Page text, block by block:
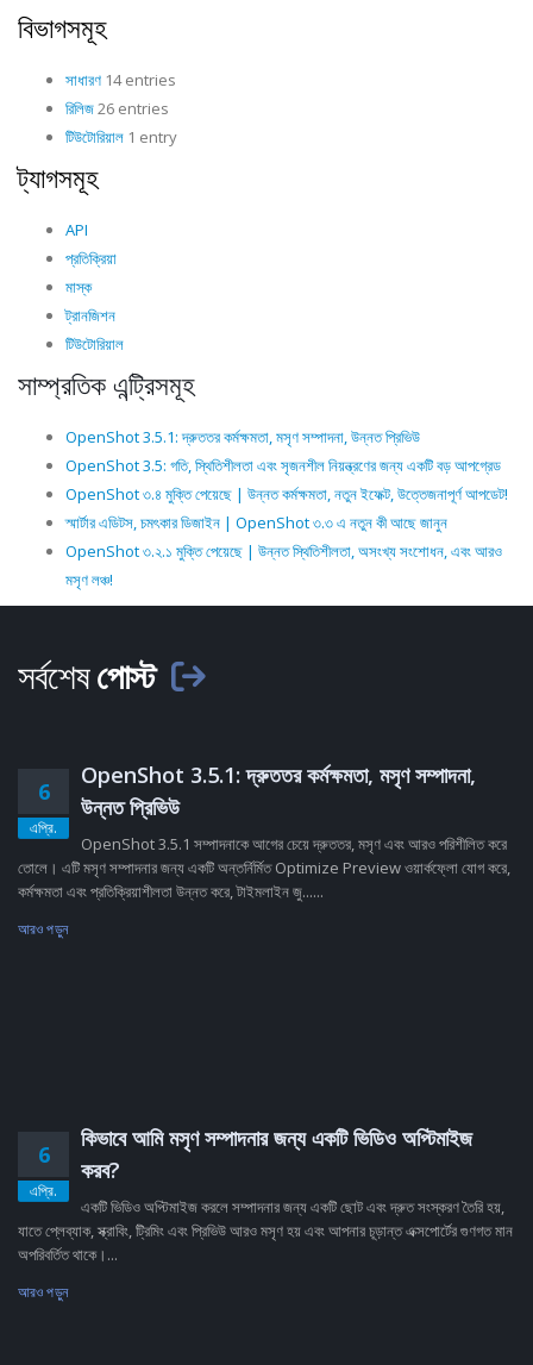
বিভাগসমূহ
সাধারণ 14 entries
রিলিজ26 entries
টিউটোরিয়াল 1 entry
ট্যাগসমূহ
API
প্রতিক্রিয়া
মাস্ক
ট্রানজিশন
টিউটোরিয়াল
সাম্প্রতিক এন্ট্রিসমূহ
OpenShot 3.5.1: দ্রুততর কর্মক্ষমতা, মসৃণ সম্পাদনা, উন্নত প্রিভিউ
OpenShot 3.5: গতি, স্থিতিশীলতা এবং সৃজনশীল নিয়ন্ত্রণের জন্য একটি বড় আপগ্রেড
OpenShot ৩.৪ মুক্তি পেয়েছে | উন্নত কর্মক্ষমতা, নতুন ইফেক্ট, উত্তেজনাপূর্ণ আপডেট!
স্মার্টার এডিটস, চমৎকার ডিজাইন | OpenShot ৩.৩ এ নতুন কী আছে জানুন
OpenShot ৩.২.১ মুক্তি পেয়েছে | উন্নত স্থিতিশীলতা, অসংখ্য সংশোধন, এবং আরও
মসৃণ লঞ্চ!
সর্বশেষপোস্ট
6
এপ্রি.
OpenShot 3.5.1: দ্রুততর কর্মক্ষমতা, মসৃণ সম্পাদনা,
উন্নত প্রিভিউ
OpenShot 3.5.1 সম্পাদনাকে আগের চেয়ে দ্রুততর, মসৃণ এবং আরও পরিশীলিত করে
তোলে। এটি মসৃণ সম্পাদনার জন্য একটি অন্তর্নির্মিত Optimize Preview ওয়ার্কফ্লো যোগ করে,
কর্মক্ষমতা এবং প্রতিক্রিয়াশীলতা উন্নত করে, টাইমলাইন জু......
আরও পড়ুন
6
এপ্রি.
কিভাবে আমি মসৃণ সম্পাদনার জন্য একটি ভিডিও অপ্টিমাইজ
করব?
একটি ভিডিও অপ্টিমাইজ করলে সম্পাদনার জন্য একটি ছোট এবং দ্রুত সংস্করণ তৈরি হয়,
যাতে প্লেব্যাক, স্ক্রাবিং, ট্রিমিং এবং প্রিভিউ আরও মসৃণ হয় এবং আপনার চূড়ান্ত এক্সপোর্টের গুণগত মান
অপরিবর্তিত থাকে।...
আরও পড়ুন